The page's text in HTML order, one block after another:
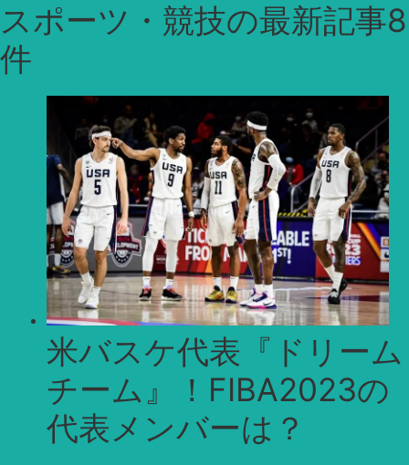
ー
カ
イ
ブ
スポーツ・競技の最新記事8
件
米バスケ代表『ドリーム
チーム』！FIBA2023の
代表メンバーは？